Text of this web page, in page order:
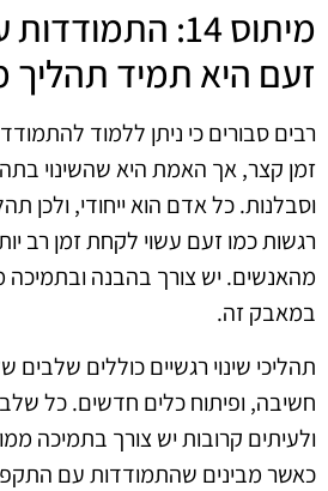
מיתוס 14:
זעם היא תמיד תהליך
רבים סבורים כי ניתן ללמוד
זמן קצר, אך האמת היא שהשינוי
וסבלנות. כל אדם הוא ייחודי, ולכן
רגשות כמו זעם עשוי לקחת זמן רב
מהאנשים. יש צורך בהבנה
במאבק זה.
תהליכי שינוי רגשיים כוללים שלבים
חשיבה, ופיתוח כלים חדשים. כל
ולעיתים קרובות יש צורך בתמיכה
כאשר מבינים שהתמודדות עם